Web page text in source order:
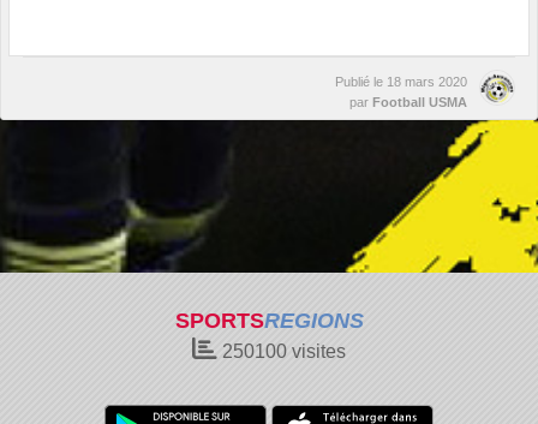
Publié le 18 mars 2020
par Football USMA
SPORTSREGIONS
250100 visites